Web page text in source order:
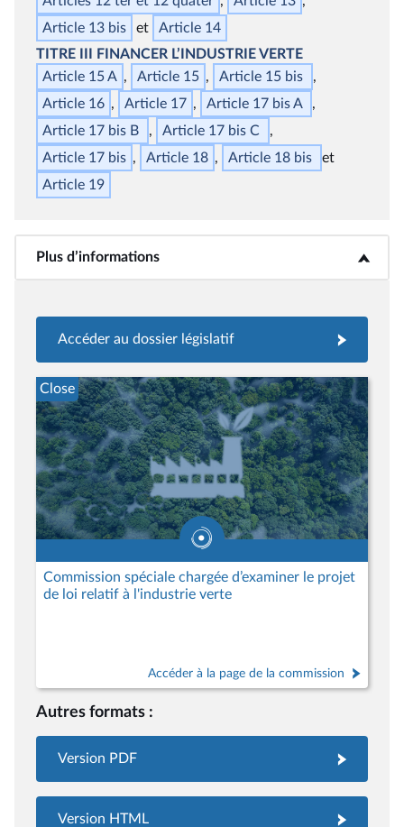
Article 13 bis
Article 14
TITRE III
FINANCER L’INDUSTRIE VERTE
Article 15 A
Article 15 Article 15 bis
Article 16
Article 17 Article 17 bisA
Article 17 bis B Article 17 bis C
Article 17 bis Article 18 Article 18 bis
Article 19
Plus d’informations<b>Plus d’informations</b>
Accéder au dossier législatif
Commission spéciale chargée d’examiner le projet
de loi relatif à l'industrie verte
Accéder à la page de la commission
Close
Autres formats :
Version PDF
Version HTML